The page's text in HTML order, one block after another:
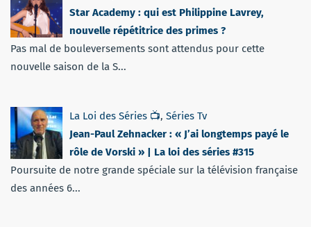
Star Academy : qui est Philippine Lavrey,
nouvelle répétitrice des primes ?
Pas mal de bouleversements sont attendus pour cette
nouvelle saison de la S...
La Loi des Séries 📺, Séries Tv
Jean-Paul Zehnacker : « J’ai longtemps payé le
rôle de Vorski » | La loi des séries #315
Poursuite de notre grande spéciale sur la télévision française
des années 6...